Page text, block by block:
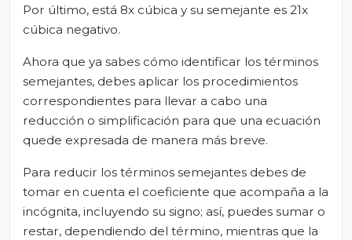
Por último, está 8x cúbica y su semejante es 21x
cúbica negativo.
Ahora que ya sabes cómo identificar los términos
semejantes, debes aplicar los procedimientos
correspondientes para llevar a cabo una
reducción o simplificación para que una ecuación
quede expresada de manera más breve.
Para reducir los términos semejantes debes de
tomar en cuenta el coeficiente que acompaña a la
incógnita, incluyendo su signo; así, puedes sumar o
restar, dependiendo del término, mientras que la